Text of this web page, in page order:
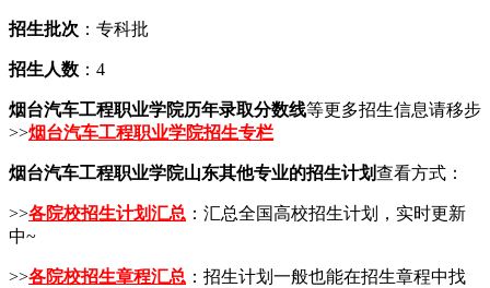
招生批次 ：专科批
招生人数 ：4
烟台汽车工程职业学院历年录取分数线等更多招生信息请移步
>>烟台汽车工程职业学院招生专栏
烟台汽车工程职业学院山东其他专业的招生计划查看方式：
>>各院校招生计划汇总 ：汇总全国高校招生计划，实时更新
中~
>>各院校招生章程汇总 ：招生计划一般也能在招生章程中找